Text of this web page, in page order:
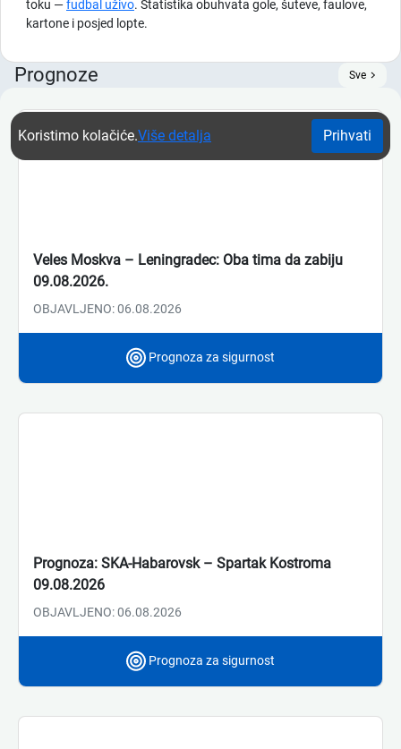
toku —fudbal uživo. Statistika obuhvata gole, šuteve, faulove,
kartone i posjed lopte.
Prognoze Sve
Veles Moskva – Leningradec: Oba tima da zabiju
09.08.2026.
OBJAVLJENO: 06.08.2026
Prognoza za sigurnost
Prognoza: SKA-Habarovsk – Spartak Kostroma
09.08.2026
OBJAVLJENO: 06.08.2026
Prognoza za sigurnost
Koristimo kolačiće.Više detalja Prihvati